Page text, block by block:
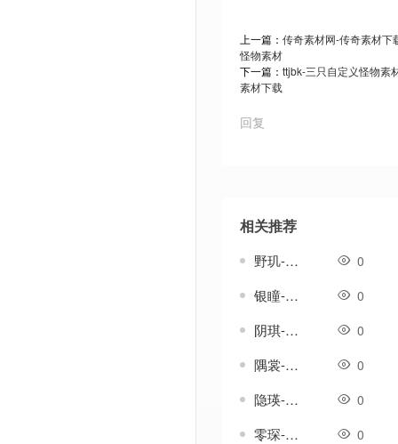
上一篇： 传奇素材网-传奇素材下
怪物素材
下一篇： ttjbk-三只自定义怪物素
素材下载
回复
相关推荐
野玑-传奇武器素材 0
银瞳-传奇武器素材 0
阴琪-传奇武器素材 0
隅裳-传奇武器素材 0
隐瑛-传奇武器素材 0
零琛-传奇武器素材 0